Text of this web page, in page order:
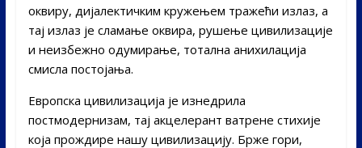
оквиру, дијалектичким кружењем тражећи излаз, а
тај излаз је сламање оквира, рушење цивилизације
и неизбежно одумирање, тотална анихилација
смисла постојања.
Европска цивилизација је изнедрила
постмодернизам, тај акцелерант ватрене стихије
која прождире нашу цивилизацију. Брже гори,